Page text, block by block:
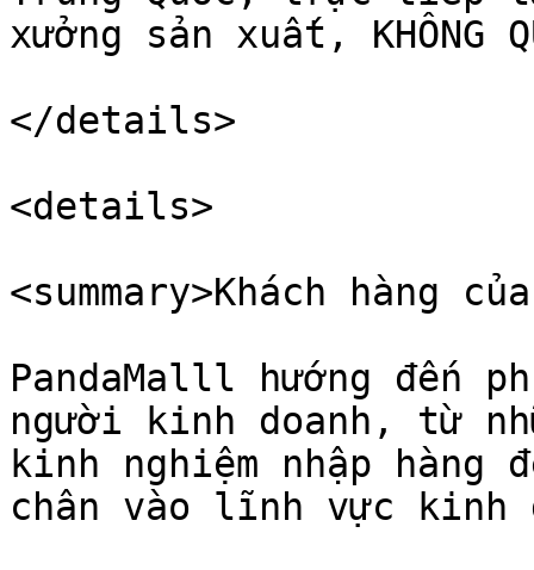
xưởng sản xuất, KHÔNG
</details>
<details>
<summary>Khách hàng
PandaMalll hướng đến
người kinh doanh, từ
kinh nghiệm nhập hàng
chân vào lĩnh vực kinh